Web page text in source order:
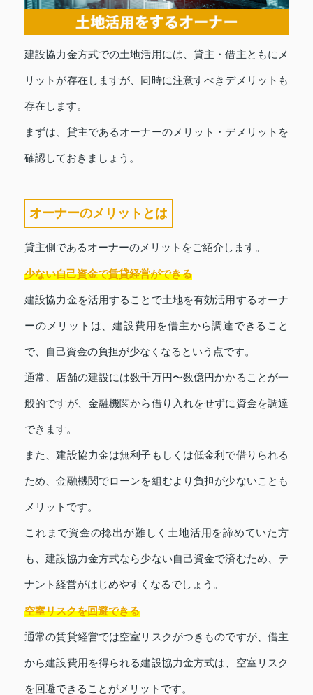
建設協力金方式での土地活用には、貸主・借主ともにメ
リットが存在しますが、同時に注意すべきデメリットも
存在します。
まずは、貸主であるオーナーのメリット・デメリットを
確認しておきましょう。
オーナーのメリットとは
貸主側であるオーナーのメリットをご紹介します。
少ない自己資金で賃貸経営ができる
建設協力金を活用することで土地を有効活用するオーナ
ーのメリットは、建設費用を借主から調達できること
で、自己資金の負担が少なくなるという点です。
通常、店舗の建設には数千万円〜数億円かかることが一
般的ですが、金融機関から借り入れをせずに資金を調達
できます。
また、建設協力金は無利子もしくは低金利で借りられる
ため、金融機関でローンを組むより負担が少ないことも
メリットです。
これまで資金の捻出が難しく土地活用を諦めていた方
も、建設協力金方式なら少ない自己資金で済むため、テ
ナント経営がはじめやすくなるでしょう。
空室リスクを回避できる
通常の賃貸経営では空室リスクがつきものですが、借主
から建設費用を得られる建設協力金方式は、空室リスク
を回避できることがメリットです。